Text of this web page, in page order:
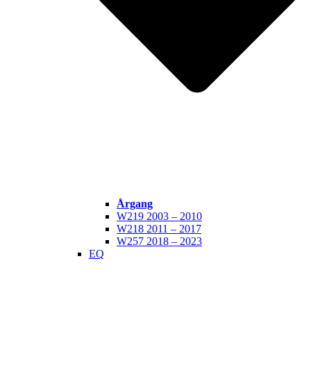
Årgang
W219 2003 – 2010
W218 2011 – 2017
W257 2018 – 2023
EQ